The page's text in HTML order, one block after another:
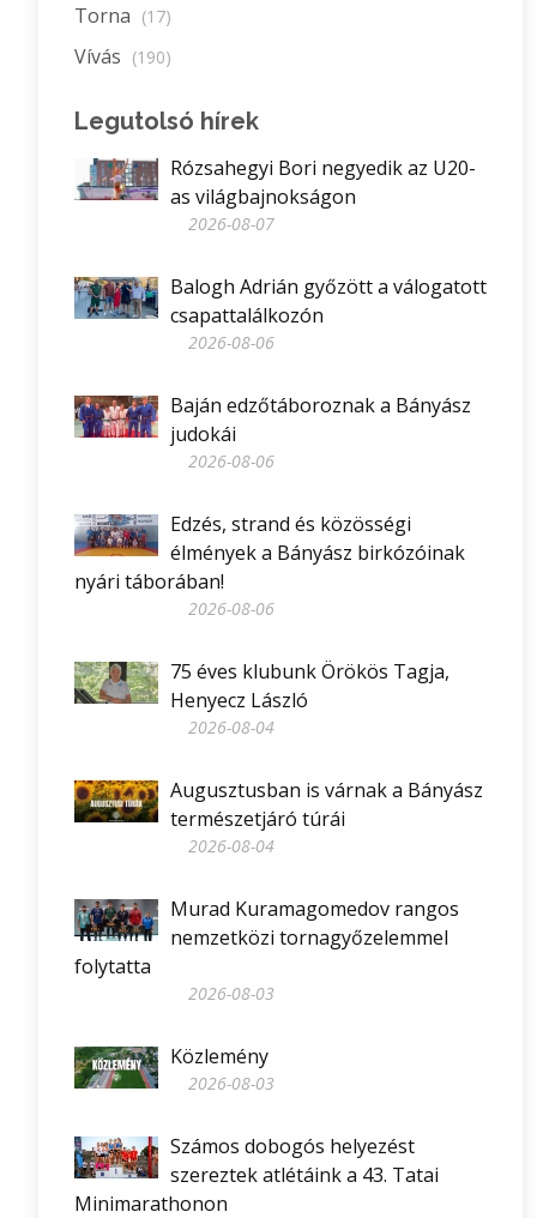
Torna (17)
Vívás (190)
Legutolsó hírek
Rózsahegyi Bori negyedik az U20-
as világbajnokságon
2026-08-07
Balogh Adrián győzött a válogatott
csapattalálkozón
2026-08-06
Baján edzőtáboroznak a Bányász
judokái
2026-08-06
Edzés, strand és közösségi
élmények a Bányász birkózóinak
nyári táborában!
2026-08-06
75 éves klubunk Örökös Tagja,
Henyecz László
2026-08-04
Augusztusban is várnak a Bányász
természetjáró túrái
2026-08-04
Murad Kuramagomedov rangos
nemzetközi tornagyőzelemmel
folytatta
2026-08-03
Közlemény
2026-08-03
Számos dobogós helyezést
szereztek atlétáink a 43. Tatai
Minimarathonon